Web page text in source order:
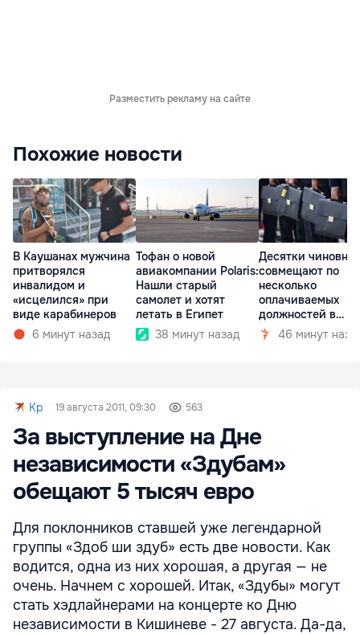
Разместить рекламу на сайте
Похожие новости
В Каушанах мужчина
притворялся
инвалидом и
«исцелился» при
виде карабинеров
6 минут назад
Тофан о новой
авиакомпании Polaris:
Нашли старый
самолет и хотят
летать в Египет
38 минут назад
Десятки
совмещают по
несколько
оплачиваемых
должностей в
госкомпаниях
46 минут
Kp 19 августа 2011, 09:30 563
За выступление на Дне
независимости «Здубам»
обещают 5 тысяч евро
Для поклонников ставшей уже легендарной
группы «Здоб ши здуб» есть две новости. Как
водится, одна из них хорошая, а другая — не
очень. Начнем с хорошей. Итак, «Здубы» могут
стать хэдлайнерами на концерте ко Дню
независимости в Кишиневе - 27 августа. Да-да,